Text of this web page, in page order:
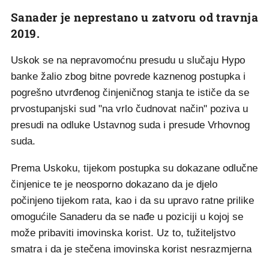
Sanader je neprestano u zatvoru od travnja
2019.
Uskok se na nepravomoćnu presudu u slučaju Hypo
banke žalio zbog bitne povrede kaznenog postupka i
pogrešno utvrđenog činjeničnog stanja te ističe da se
prvostupanjski sud "na vrlo čudnovat način" poziva u
presudi na odluke Ustavnog suda i presude Vrhovnog
suda.
Prema Uskoku, tijekom postupka su dokazane odlučne
činjenice te je neosporno dokazano da je djelo
počinjeno tijekom rata, kao i da su upravo ratne prilike
omogućile Sanaderu da se nađe u poziciji u kojoj se
može pribaviti imovinska korist. Uz to, tužiteljstvo
smatra i da je stečena imovinska korist nesrazmjerna